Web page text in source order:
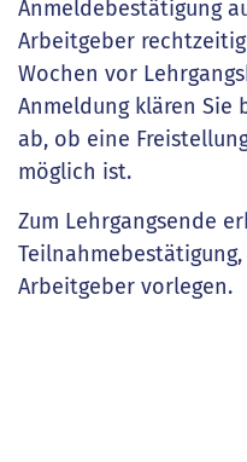
Anmeldebestätigung
Arbeitgeber
Wochen vor
Anmeldung klären
ab, ob eine
möglich ist.
Zum Lehrgangsende
Arbeitgeber vorlegen.